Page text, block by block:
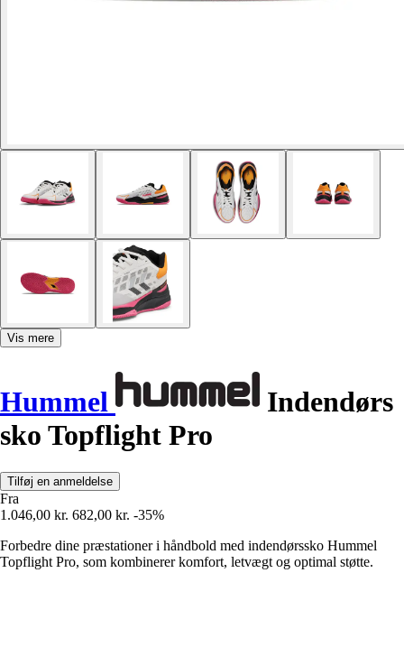
Vis mere
Hummel
Indendørs
sko Topflight Pro
Tilføj en anmeldelse
Fra
1.046,00 kr. 682,00 kr. -35%
Forbedre dine præstationer i håndbold med indendørssko Hummel
Topflight Pro, som kombinerer komfort, letvægt og optimal støtte.